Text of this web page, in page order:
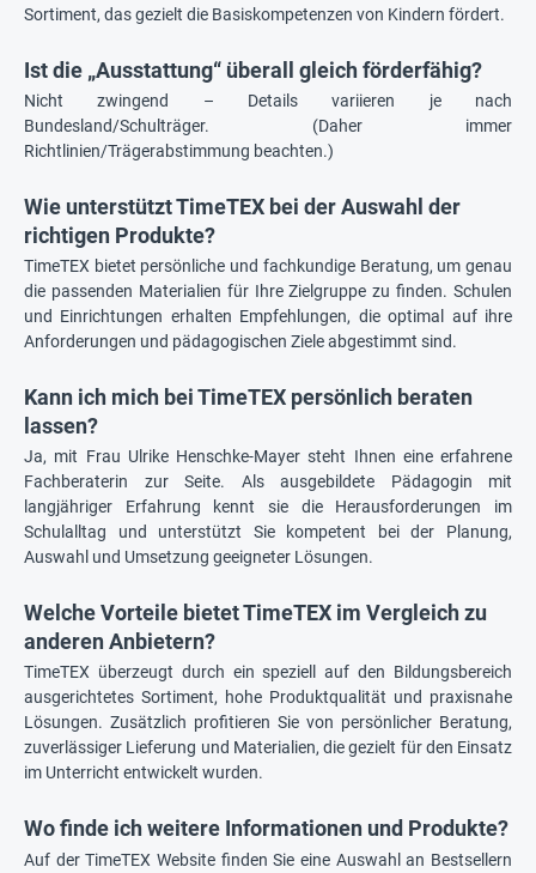
Sortiment, das gezielt die Basiskompetenzen von Kindern fördert.
Ist die „Ausstattung“ überall gleich förderfähig?
Nicht zwingend – Details variieren je nach
Bundesland/Schulträger. (Daher immer
Richtlinien/Trägerabstimmung beachten.)
Wie unterstützt TimeTEX bei der Auswahl der
richtigen Produkte?
TimeTEX bietet persönliche und fachkundige Beratung, um genau
die passenden Materialien für Ihre Zielgruppe zu finden. Schulen
und Einrichtungen erhalten Empfehlungen, die optimal auf ihre
Anforderungen und pädagogischen Ziele abgestimmt sind.
Kann ich mich bei TimeTEX persönlich beraten
lassen?
Ja, mit Frau Ulrike Henschke-Mayer steht Ihnen eine erfahrene
Fachberaterin zur Seite. Als ausgebildete Pädagogin mit
langjähriger Erfahrung kennt sie die Herausforderungen im
Schulalltag und unterstützt Sie kompetent bei der Planung,
Auswahl und Umsetzung geeigneter Lösungen.
Welche Vorteile bietet TimeTEX im Vergleich zu
anderen Anbietern?
TimeTEX überzeugt durch ein speziell auf den Bildungsbereich
ausgerichtetes Sortiment, hohe Produktqualität und praxisnahe
Lösungen. Zusätzlich profitieren Sie von persönlicher Beratung,
zuverlässiger Lieferung und Materialien, die gezielt für den Einsatz
im Unterricht entwickelt wurden.
Wo finde ich weitere Informationen und Produkte?
Auf der TimeTEX Website finden Sie eine Auswahl an Bestsellern